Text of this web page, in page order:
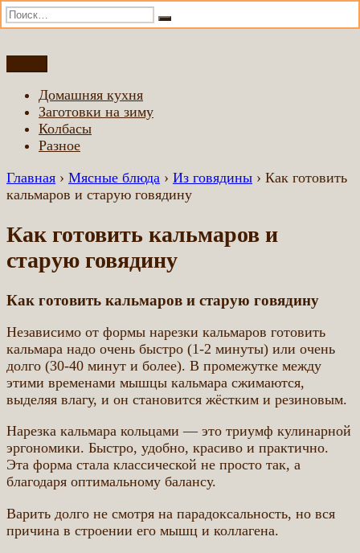
Искать:
Поиск
содержимому
Домашняя еда всем
Еда приготовленная по домашним рецептам
Домашняя кухня
Заготовки на зиму
Колбасы
Разное
Главная › Мясные блюда › Из говядины › Как готовить
кальмаров и старую говядину
Как готовить кальмаров и
старую говядину
Как готовить кальмаров и старую говядину
Независимо от формы нарезки кальмаров готовить
кальмара надо очень быстро (1-2 минуты) или очень
долго (30-40 минут и более). В промежутке между
этими временами мышцы кальмара сжимаются,
выделяя влагу, и он становится жёстким и резиновым.
Нарезка кальмара кольцами — это триумф кулинарной
эргономики. Быстро, удобно, красиво и практично.
Эта форма стала классической не просто так, а
благодаря оптимальному балансу.
Варить долго не смотря на парадоксальность, но вся
причина в строении его мышц и коллагена.